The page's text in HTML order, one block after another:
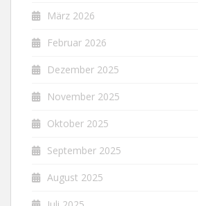
März 2026
Februar 2026
Dezember 2025
November 2025
Oktober 2025
September 2025
August 2025